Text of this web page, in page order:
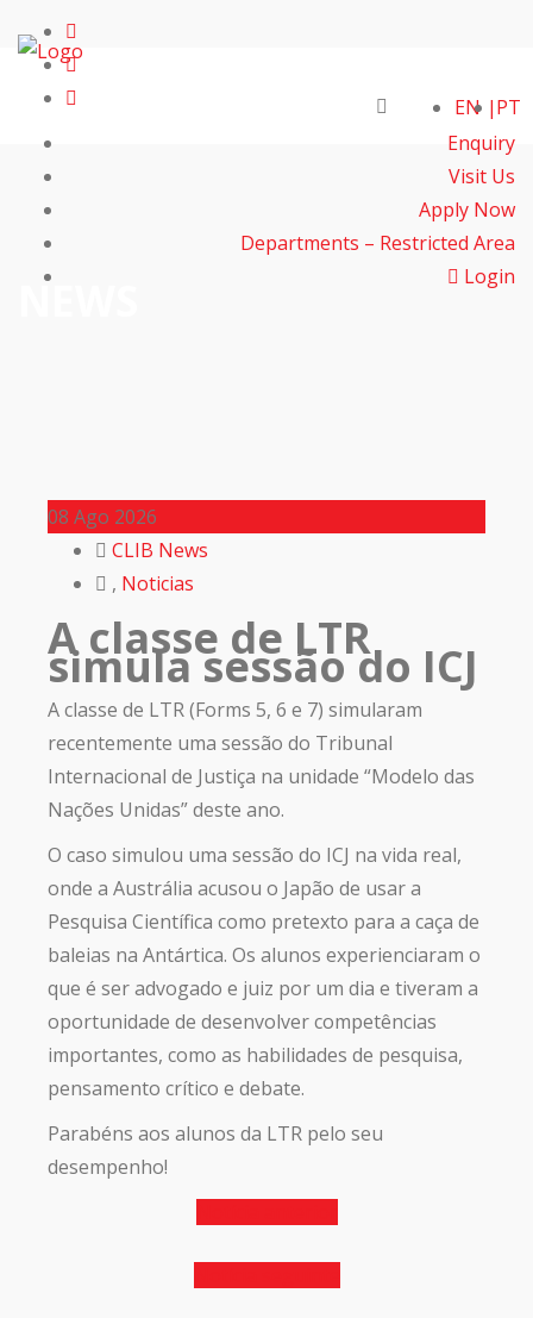
Enquiry
Visit Us
Apply Now
Departments – Restricted Area
Login
EN PT
08 Ago 2026
CLIB News
, Noticias
A classe de LTR
simula sessão do ICJ
A classe de LTR (Forms 5, 6 e 7) simularam
recentemente uma sessão do Tribunal
Internacional de Justiça na unidade “Modelo das
Nações Unidas” deste ano.
O caso simulou uma sessão do ICJ na vida real,
onde a Austrália acusou o Japão de usar a
Pesquisa Científica como pretexto para a caça de
baleias na Antártica. Os alunos experienciaram o
que é ser advogado e juiz por um dia e tiveram a
oportunidade de desenvolver competências
importantes, como as habilidades de pesquisa,
pensamento crítico e debate.
Parabéns aos alunos da LTR pelo seu
desempenho!